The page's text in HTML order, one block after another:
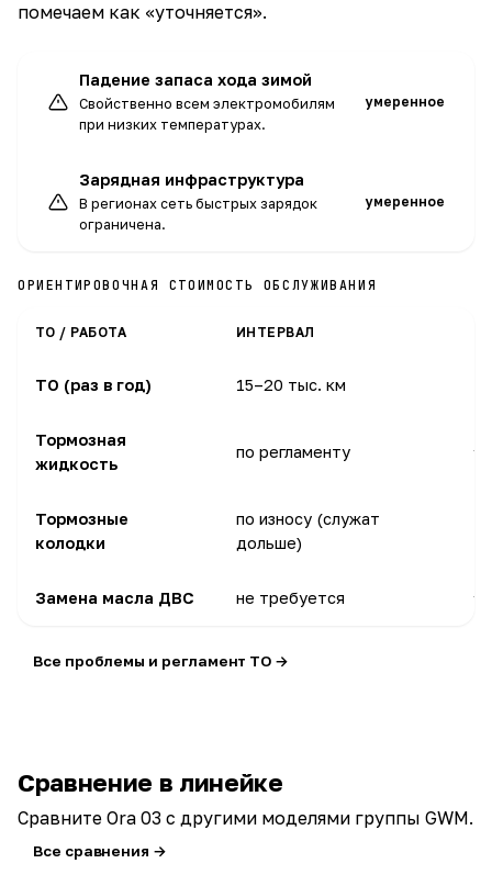
помечаем как «уточняется».
Падение запаса хода зимой
Свойственно всем электромобилям
при низких температурах.
умеренное
Зарядная инфраструктура
В регионах сеть быстрых зарядок
ограничена.
умеренное
ОРИЕНТИРОВОЧНАЯ СТОИМОСТЬ ОБСЛУЖИВАНИЯ
ТО / РАБОТА ИНТЕРВАЛ
ТО (раз в год) 15–20 тыс. км
Тормозная
жидкость
по регламенту
Тормозные
колодки
по износу (служат
дольше)
Замена масла ДВС не требуется
Все проблемы и регламент ТО →
Сравнение в линейке
Сравните Ora 03 с другими моделями группы GWM.
Все сравнения →